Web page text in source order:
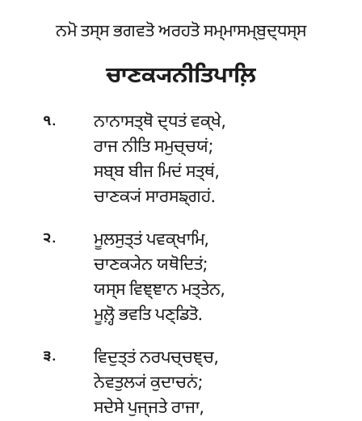
ਨਮੋ ਤਸ੍ਸ ਭਗਵਤੋ ਅਰਹਤੋ ਸਮ੍ਮਾਸਮ੍ਬੁਦ੍ਧਸ੍ਸ
ਚਾਣਕ੍ਯਨੀਤਿਪਾਲ਼ਿ
੧. ਨਾਨਾਸਤ੍ਥੋਦ੍ਧਤਂ ਵਕ੍ਖੇ,
ਰਾਜ ਨੀਤਿ ਸਮੁਚ੍ਚਯਂ;
ਸਬ੍ਬ ਬੀਜ ਮਿਦਂ ਸਤ੍ਥਂ,
ਚਾਣਕ੍ਯਂ ਸਾਰਸਙ੍ਗਹਂ.
੨.
ਮੂਲਸੁਤ੍ਤਂ ਪਵਕ੍ਖਾਮਿ,
ਚਾਣਕ੍ਯੇਨ ਯਥੋਦਿਤਂ;
ਯਸ੍ਸ ਵਿਞ੍ਞਾਨ ਮਤ੍ਤੇਨ,
ਮੂਲ਼੍ਹੋ ਭਵਤਿ ਪਣ੍ਡਿਤੋ.
੩. ਵਿਦੁਤ੍ਤਂਨਰਪਚ੍ਚਞ੍ਚ,
ਨੇਵਤੁਲ੍ਯਂ ਕੁਦਾਚਨਂ;
ਸਦੇਸੇ ਪੁਜ੍ਜਤੇ ਰਾਜਾ,